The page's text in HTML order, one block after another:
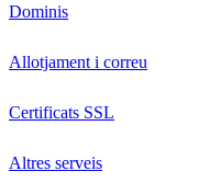
Dominis
Allotjament i correu
Certificats SSL
Altres serveis